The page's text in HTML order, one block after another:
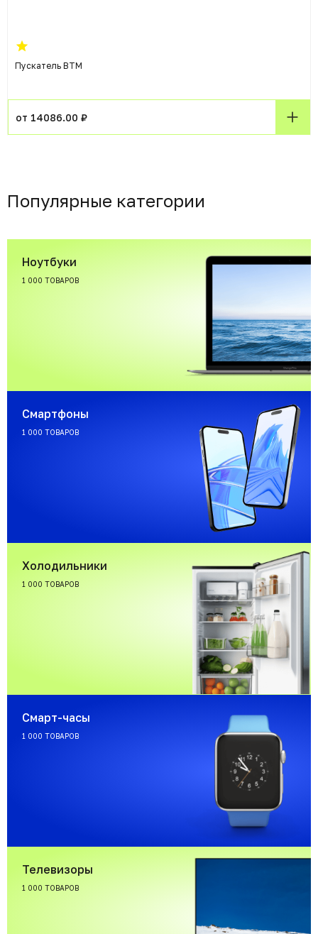
Пускатель ВТМ
от 14086.00 ₽
Популярные категории
Ноутбуки
1 000 ТОВАРОВ
Смартфоны
1 000 ТОВАРОВ
Холодильники
1 000 ТОВАРОВ
Смарт-часы
1 000 ТОВАРОВ
Телевизоры
1 000 ТОВАРОВ